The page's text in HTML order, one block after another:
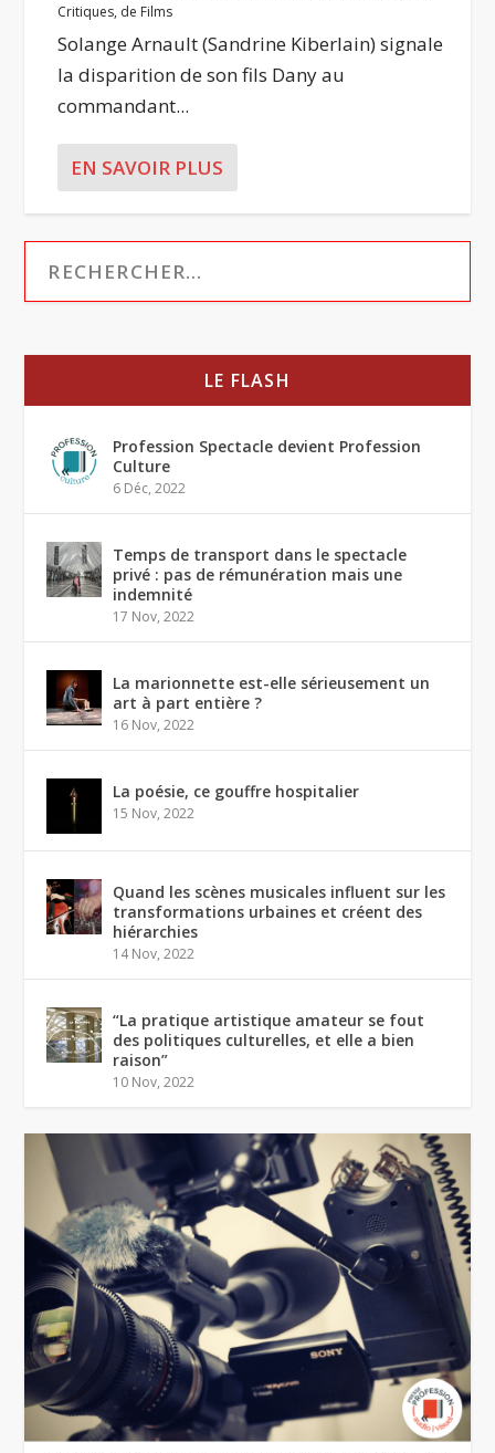
Critiques, de Films
Solange Arnault (Sandrine Kiberlain) signale
la disparition de son fils Dany au
commandant...
EN SAVOIR PLUS
LE FLASH
Profession Spectacle devient Profession
Culture
6 Déc, 2022
Temps de transport dans le spectacle
privé : pas de rémunération mais une
indemnité
17 Nov, 2022
La marionnette est-elle sérieusement un
art à part entière ?
16 Nov, 2022
La poésie, ce gouffre hospitalier
15 Nov, 2022
Quand les scènes musicales influent sur les
transformations urbaines et créent des
hiérarchies
14 Nov, 2022
“La pratique artistique amateur se fout
des politiques culturelles, et elle a bien
raison”
10 Nov, 2022